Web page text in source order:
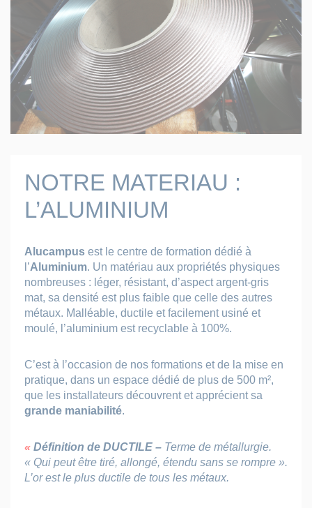
NOTRE MATERIAU :
L’ALUMINIUM
Alucampus est le centre de formation dédié à
l’Aluminium. Un matériau aux propriétés physiques
nombreuses : léger, résistant, d’aspect argent-gris
mat, sa densité est plus faible que celle des autres
métaux. Malléable, ductile et facilement usiné et
moulé, l’aluminium est recyclable à 100%.
C’est à l’occasion de nos formations et de la mise en
pratique, dans un espace dédié de plus de 500 m²,
que les installateurs découvrent et apprécient sa
grande maniabilité.
« Définition de DUCTILE – Terme de métallurgie.
« Qui peut être tiré, allongé, étendu sans se rompre ».
L’or est le plus ductile de tous les métaux.